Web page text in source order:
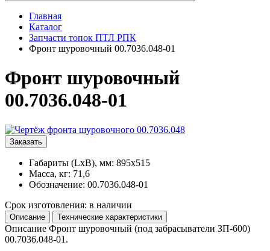
Главная
Каталог
Запчасти топок ПТЛ РПК
Фронт шуровочный 00.7036.048-01
Фронт шуровочный
00.7036.048-01
Заказать
Габариты (LxB), мм: 895x515
Масса, кг: 71,6
Обозначение: 00.7036.048-01
Срок изготовления: в наличии
Описание Технические характеристики
Описание Фронт шуровочный (под забрасыватели ЗП-600)
00.7036.048-01.